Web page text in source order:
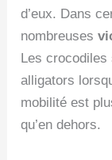
d’eux. Dans
nombreuses
Les
alligators
mobilité est
qu’en dehors.